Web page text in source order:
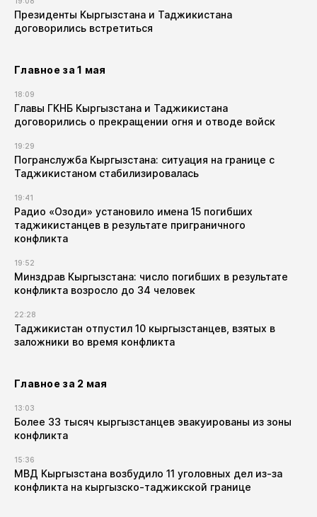
Президенты Кыргызстана и Таджикистана
договорились встретиться
Главное за 1 мая
18:09
Главы ГКНБ Кыргызстана и Таджикистана
договорились о прекращении огня и отводе войск
19:29
Погранслужба Кыргызстана: ситуация на границе с
Таджикистаном стабилизировалась
19:41
Радио «Озоди» установило имена 15 погибших
таджикистанцев в результате приграничного
конфликта
19:52
Минздрав Кыргызстана: число погибших в результате
конфликта возросло до 34 человек
22:28
Таджикистан отпустил 10 кыргызстанцев, взятых в
заложники во время конфликта
Главное за 2 мая
13:03
Более 33 тысяч кыргызстанцев эвакуированы из зоны
конфликта
15:36
МВД Кыргызстана возбудило 11 уголовных дел из-за
конфликта на кыргызско-таджикской границе